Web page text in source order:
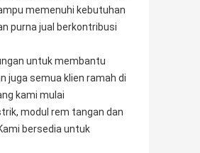
memenuhi kebutuhan
purna jual berkontribusi
untuk membantu
juga semua klien ramah di
kami mulai
modul rem tangan dan
bersedia untuk